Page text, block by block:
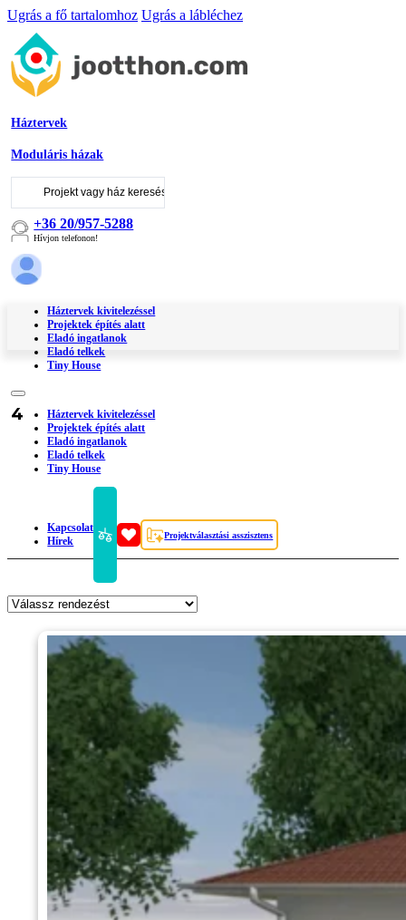
Ugrás a fő tartalomhoz Ugrás a lábléchez
Háztervek
Moduláris házak
+36 20/957-5288
Hívjon telefonon!
Háztervek kivitelezéssel
Projektek építés alatt
Eladó ingatlanok
Eladó telkek
Tiny House
Háztervek kivitelezéssel
Projektek építés alatt
Eladó ingatlanok
Eladó telkek
Tiny House
Kapcsolat
Hírek
Projektválasztási asszisztens
4